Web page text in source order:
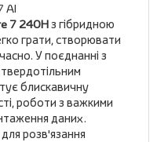
AI
7 240Hз гібридною
грати, створювати
У поєднанні з
твердотільним
блискавичну
роботи з важкими
даних.
розв'язання